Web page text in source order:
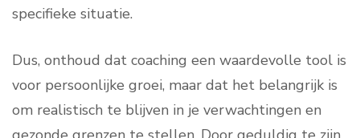
specifieke situatie.
Dus, onthoud dat coaching een waardevolle tool is
voor persoonlijke groei, maar dat het belangrijk is
om realistisch te blijven in je verwachtingen en